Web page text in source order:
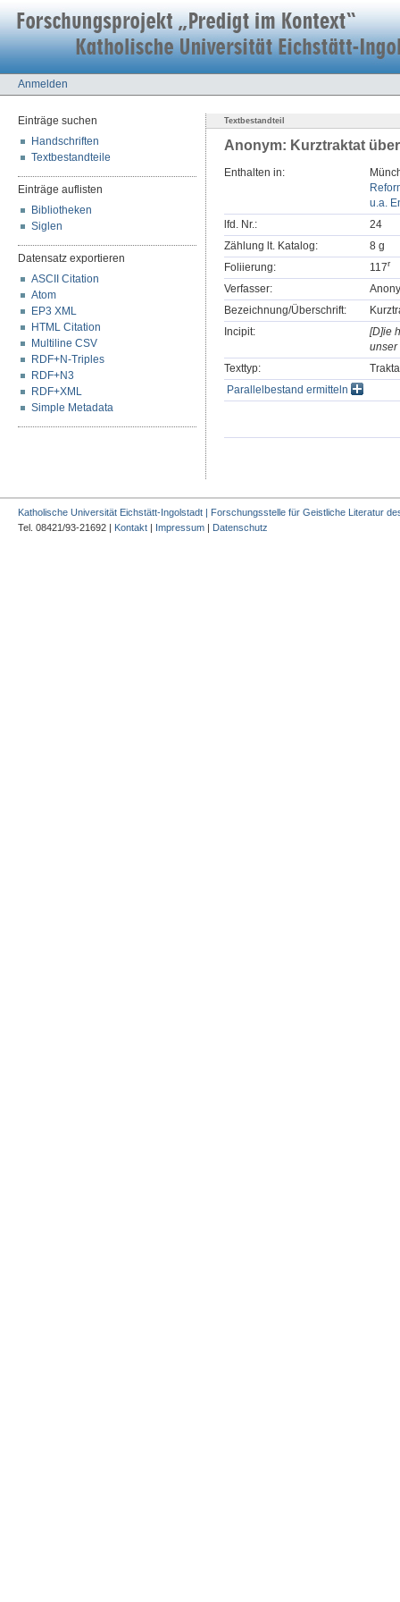
Anmelden
Einträge suchen
Handschriften
Textbestandteile
Einträge auflisten
Bibliotheken
Siglen
Datensatz exportieren
ASCII Citation
Atom
EP3 XML
HTML Citation
Multiline CSV
RDF+N-Triples
RDF+N3
RDF+XML
Simple Metadata
Textbestandteil
Anonym: Kurztraktat
Enthalten in:
u.a.
lfd. Nr.:
24
Zählung lt. Katalog:
8 g
Foliierung:
117r
Verfasser:
Bezeichnung/Überschrift:
Incipit:
[D]ie
unser
Texttyp:
Parallelbestand ermitteln
Katholische Universität Eichstätt-Ingolstadt | Forschungsstelle für Geistliche Literatur
Tel. 08421/93-21692 | Kontakt | Impressum | Datenschutz